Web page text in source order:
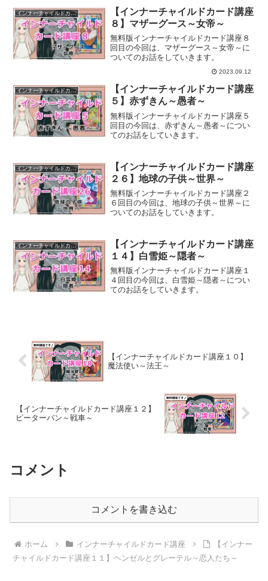
インナーチャイルドカード講座
【インナーチャイルドカード講座
８】マザーグース～女帝～
無料版インナーチャイルドカード講座８
回目の今回は、マザーグース～女帝～に
ついてのお話をしていきます。
2023.09.12
インナーチャイルドカード講座
【インナーチャイルドカード講座
５】赤ずきん～愚者～
無料版インナーチャイルドカード講座５
回目の今回は、赤ずきん～愚者～につい
てのお話をしていきます。
インナーチャイルドカード講座
【インナーチャイルドカード講座
２６】地球の子供～世界～
無料版インナーチャイルドカード講座２
６回目の今回は、地球の子供～世界～に
ついてのお話をしていきます。
インナーチャイルドカード講座
【インナーチャイルドカード講座
１４】白雪姫～隠者～
無料版インナーチャイルドカード講座１
４回目の今回は、白雪姫～隠者～につい
てのお話をしていきます。
【インナーチャイルドカード講座１０】
魔法使い～法王～
【インナーチャイルドカード講座１２】
ピーターパン～戦車～
コメント
コメントを書き込む
ホーム インナーチャイルドカード講座
【インナー
チャイルドカード講座１１】ヘンゼルとグレーテル～恋人たち～